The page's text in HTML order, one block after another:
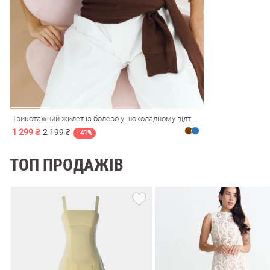
СарафаниНа
Трикотажний жилет із болеро у шоколадному відтінку
1 299 ₴ 2 199 ₴ - 41%
ТОП ПРОДАЖІВ